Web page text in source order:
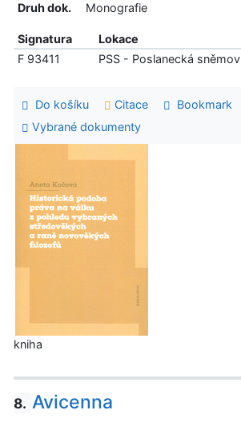
Druh dok. Monografie
Signatura Lokace
F 93411
PSS - Poslanecká
Do košíku Citace
Bookmark
Vybrané dokumenty
kniha
8. Avicenna